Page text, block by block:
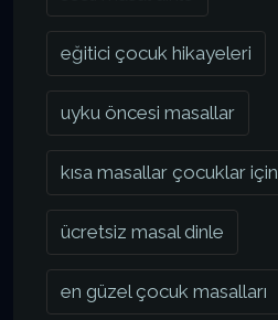
eğitici çocuk hikayeleri
uyku öncesi masallar
kısa masallar çocuklar için
ücretsiz masal dinle
en güzel çocuk masalları